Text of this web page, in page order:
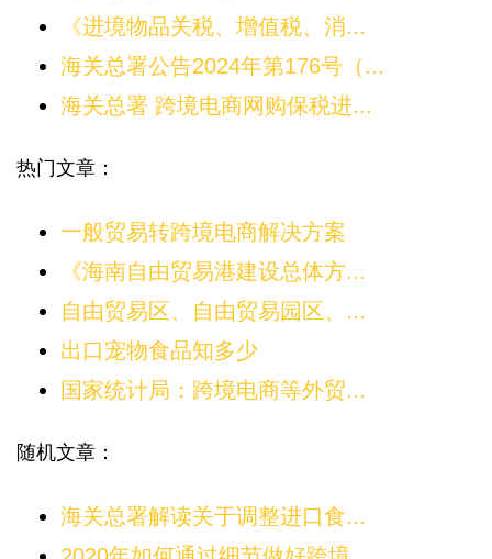
《进境物品关税、增值税、消...
海关总署公告2024年第176号（...
海关总署 跨境电商网购保税进...
热门文章：
一般贸易转跨境电商解决方案
《海南自由贸易港建设总体方...
自由贸易区、自由贸易园区、...
出口宠物食品知多少
国家统计局：跨境电商等外贸...
随机文章：
海关总署解读关于调整进口食...